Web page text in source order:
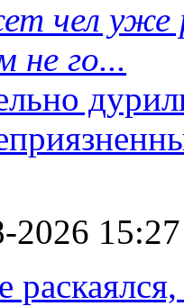
чел уже
не го...
2026 15:27